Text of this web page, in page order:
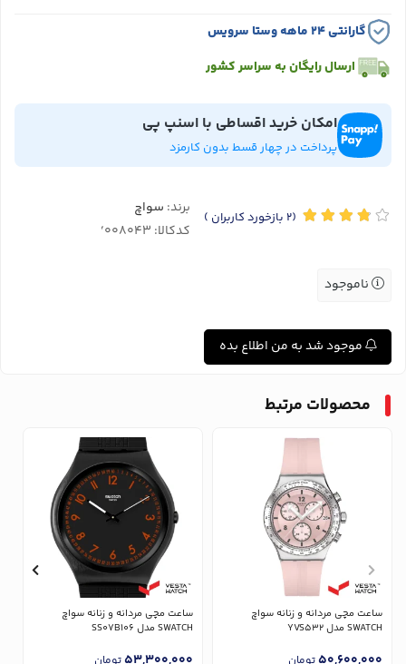
گارانتی ۲۴ ماهه وستا سرویس
ارسال رایگان به سراسر کشور
امکان خرید اقساطی با اسنپ پی
پرداخت در چهار قسط بدون کارمزد
(2 بازخورد کاربران ) برند: سواچ
کدکالا:
ناموجود
موجود شد به من اطلاع بده
محصولات مرتبط
ساعت مچی مردانه و زنانه سواچ
SWATCH مدل YVS532
50,600,000تومان
ساعت مچی مردانه و زنانه سواچ
SWATCH مدل SS07B106
53,300,000تومان